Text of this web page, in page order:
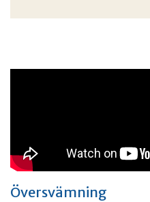
Översvämning